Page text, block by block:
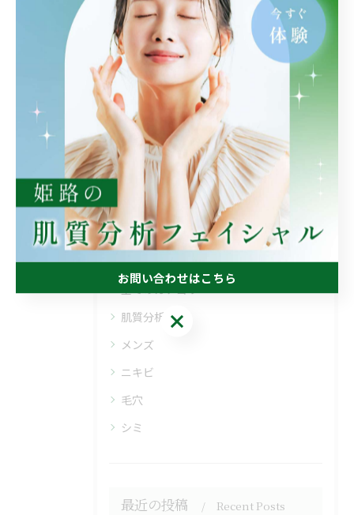
【✨sqジェルローション✨】
1 2 4 5
カテゴリー Categories
全てのカテゴリー
肌質分析
メンズ
ニキビ
毛穴
シミ
最近の投稿 Recent Posts
お問い合わせはこちら
お問い合わせはこちら